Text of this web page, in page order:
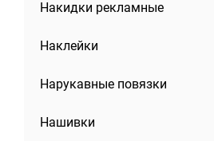
Накидки рекламные
Наклейки
Нарукавные повязки
Нашивки